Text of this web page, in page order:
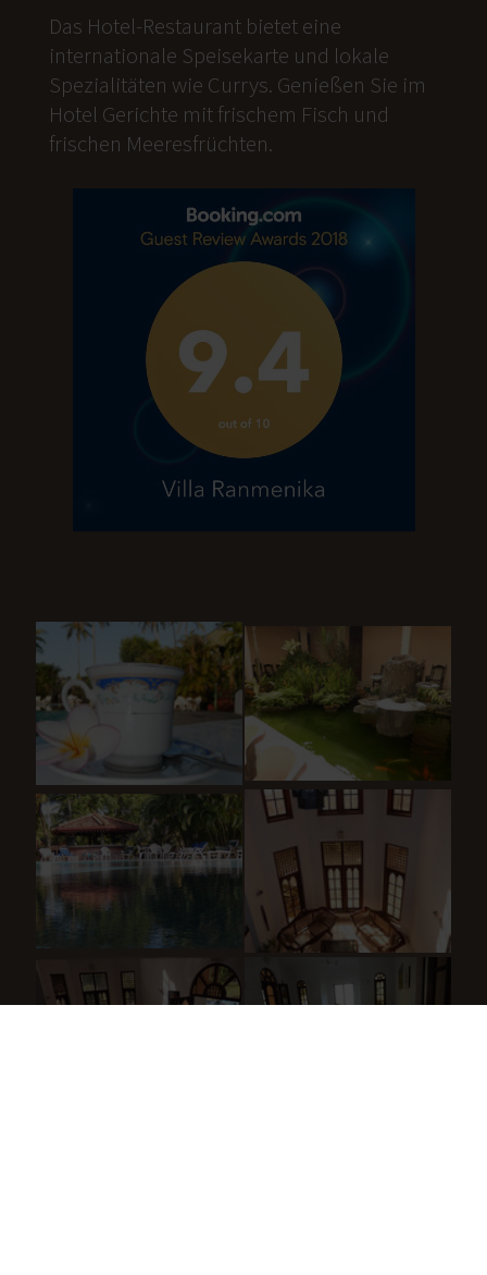
Das Hotel-Restaurant bietet eine
internationale Speisekarte und lokale
Spezialitäten wie Currys. Genießen Sie im
Hotel Gerichte mit frischem Fisch und
frischen Meeresfrüchten.